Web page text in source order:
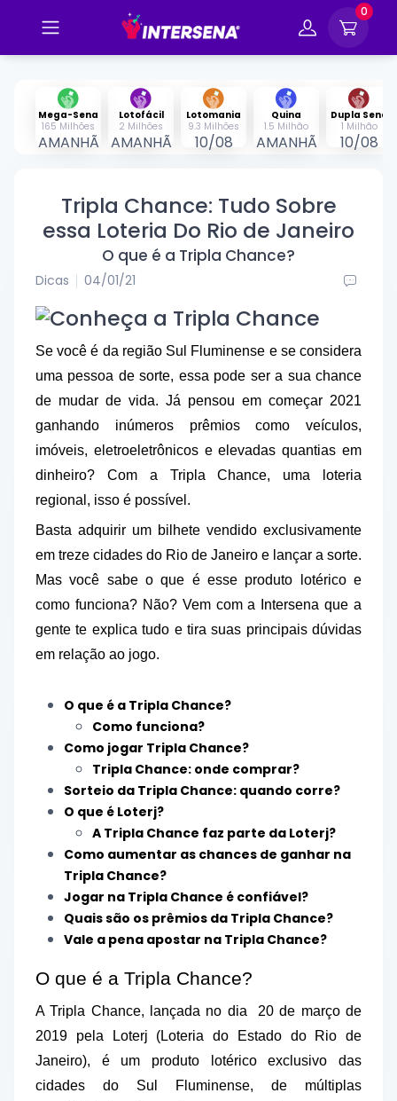
0
Mega-Sena
165 Milhões
AMANHÃ
Lotofácil
2 Milhões
AMANHÃ
Lotomania
9.3 Milhões
10/08
Quina
1.5 Milhão
AMANHÃ
Dupla Sena
1 Milhão
10/08
Tripla Chance: Tudo Sobre
essa Loteria Do Rio de Janeiro
O que é a Tripla Chance?
Dicas 04/01/21
Se você é da região Sul Fluminense e se considera
uma pessoa de sorte, essa pode ser a sua chance
de mudar de vida. Já pensou em começar 2021
ganhando inúmeros prêmios como veículos,
imóveis, eletroeletrônicos e elevadas quantias em
dinheiro? Com a Tripla Chance, uma loteria
regional, isso é possível.
Basta adquirir um bilhete vendido exclusivamente
em treze cidades do Rio de Janeiro e lançar a sorte.
Mas você sabe o que é esse produto lotérico e
como funciona? Não? Vem com a Intersena que a
gente te explica tudo e tira suas principais dúvidas
em relação ao jogo.
O que é a Tripla Chance?
Como funciona?
Como jogar Tripla Chance?
Tripla Chance: onde comprar?
Sorteio da Tripla Chance: quando corre?
O que é Loterj?
A Tripla Chance faz parte da Loterj?
Como aumentar as chances de ganhar na
Tripla Chance?
Jogar na Tripla Chance é confiável?
Quais são os prêmios da Tripla Chance?
Vale a pena apostar na Tripla Chance?
O que é a Tripla Chance?
A Tripla Chance, lançada no dia 20 de março de
2019 pela Loterj (Loteria do Estado do Rio de
Janeiro), é um produto lotérico exclusivo das
cidades do Sul Fluminense, de múltiplas